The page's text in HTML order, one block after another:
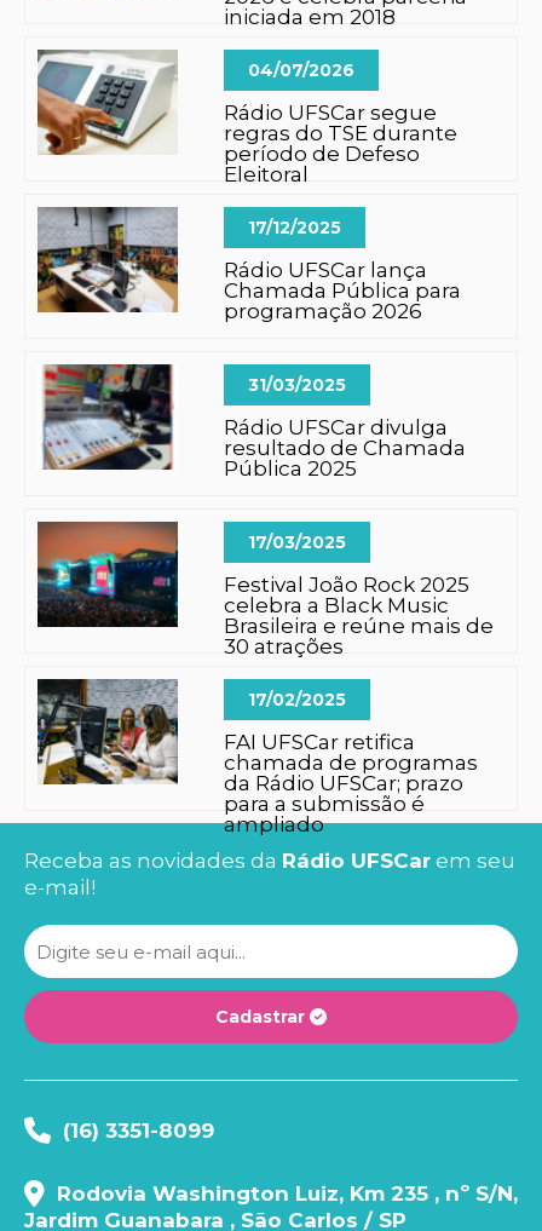
iniciada em 2018
04/07/2026
Rádio UFSCar segue
regras do TSE durante
período de Defeso
Eleitoral
17/12/2025
Rádio UFSCar lança
Chamada Pública para
programação 2026
31/03/2025
Rádio UFSCar divulga
resultado de Chamada
Pública 2025
17/03/2025
Festival João Rock 2025
celebra a Black Music
Brasileira e reúne mais de
30 atrações
17/02/2025
FAI UFSCar retifica
chamada de programas
da Rádio UFSCar; prazo
para a submissão é
ampliado
Receba as novidades da Rádio UFSCar em seu
e-mail!
Cadastrar
(16) 3351-8099
Rodovia Washington Luiz, Km 235 , nº S/N,
Jardim Guanabara , São Carlos / SP